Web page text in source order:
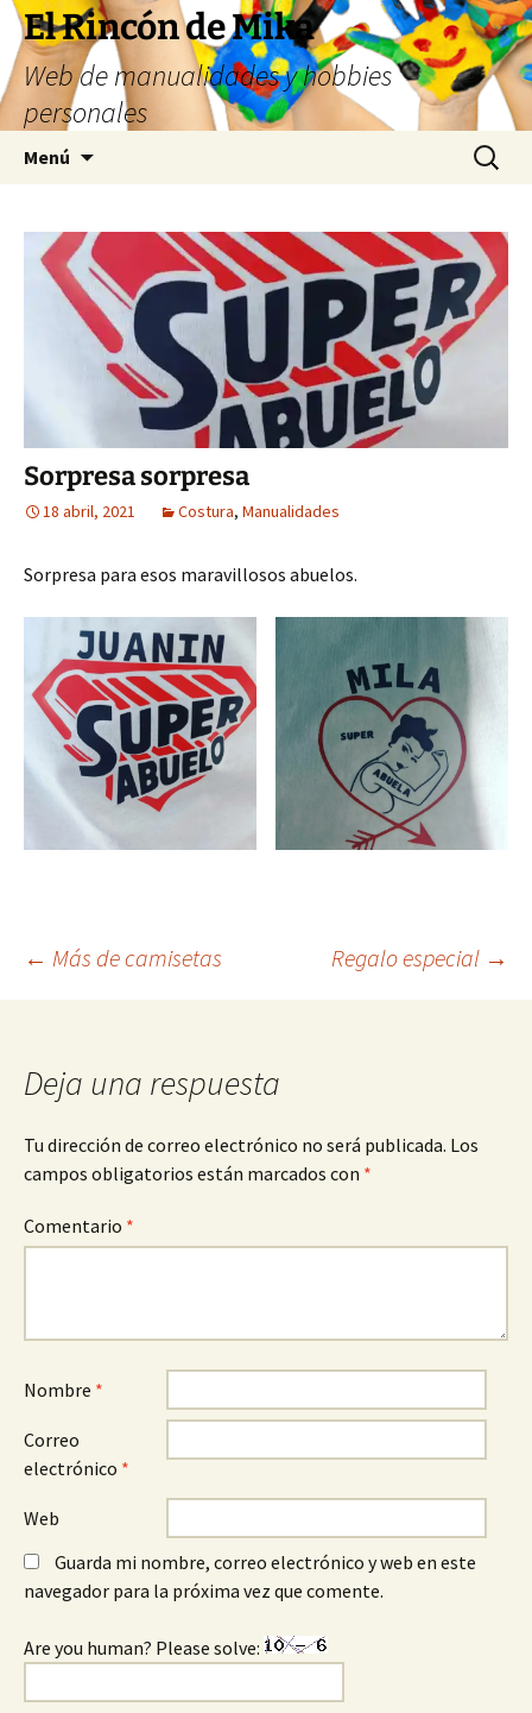
Saltar
contenido
El Rincón de Mika
Web de manualidades y hobbies
personales
Menú Buscar:
Sorpresa sorpresa
18 abril, 2021 Costura, Manualidades
Sorpresa para esos maravillosos abuelos.
Navegación
entradas
← Más de camisetas Regalo especial →
Deja una respuesta
Tu dirección de correo electrónico no será publicada. Los
campos obligatorios están marcados con *
Comentario *
Nombre *
Correo
electrónico *
Web
Guarda mi nombre, correo electrónico y web en este
navegador para la próxima vez que comente.
Are you human? Please solve: